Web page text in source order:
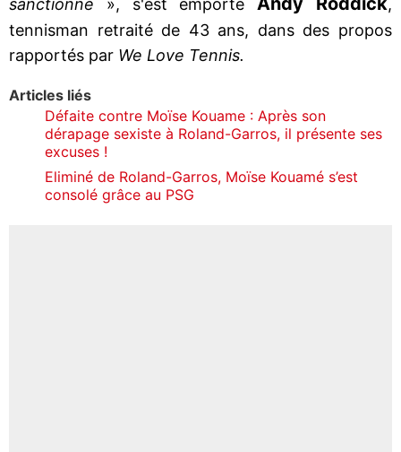
sanctionné », s'est emporté
,
tennisman retraité de 43 ans, dans des propos
rapportés par We Love Tennis.
Articles liés
Défaite contre Moïse Kouame : Après son
dérapage sexiste à Roland-Garros, il présente ses
excuses !
Eliminé de Roland-Garros, Moïse Kouamé s’est
consolé grâce au PSG